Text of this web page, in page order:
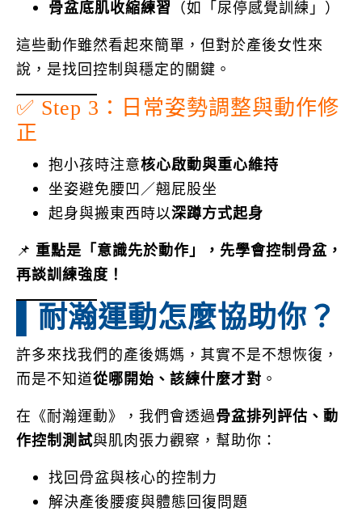
骨盆底肌收縮練習 （如「尿停感覺訓練」）
這些動作雖然看起來簡單，但對於產後女性來
說，是找回控制與穩定的關鍵。
✅ Step 3：日常姿勢調整與動作修
正
抱小孩時注意核心啟動與重心維持
坐姿避免腰凹／翹屁股坐
起身與搬東西時以深蹲方式起身
📌 重點是「意識先於動作」，先學會控制骨盆，
再談訓練強度！
▌耐瀚運動怎麼協助你？
許多來找我們的產後媽媽，其實不是不想恢復，
而是不知道從哪開始、該練什麼才對 。
在《耐瀚運動》，我們會透過骨盆排列評估、動
作控制測試與肌肉張力觀察，幫助你：
找回骨盆與核心的控制力
解決產後腰痠與體態回復問題